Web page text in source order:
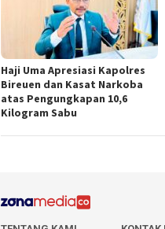
Haji Uma Apresiasi Kapolres
Bireuen dan Kasat Narkoba
atas Pengungkapan 10,6
Kilogram Sabu